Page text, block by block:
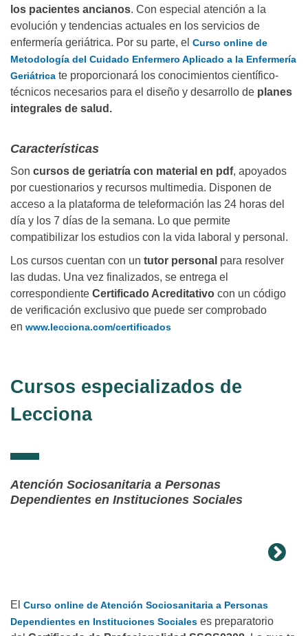
los pacientes ancianos. Con especial atención a la
evolución y tendencias actuales en los servicios de
enfermería geriátrica. Por su parte, el Curso online de
Metodología del Cuidado Enfermero Aplicado a la Enfermería
Geriátrica te proporcionará los conocimientos científico-
técnicos necesarios para el diseño y desarrollo de planes
integrales de salud .
Características
Son cursos de geriatría con material en pdf, apoyados
por cuestionarios y recursos multimedia. Disponen de
acceso a la plataforma de teleformación las 24 horas del
día y los 7 días de la semana. Lo que permite
compatibilizar los estudios con la vida laboral y personal.
Los cursos cuentan con un tutor personal para resolver
las dudas. Una vez finalizados, se entrega el
correspondiente Certificado Acreditativo con un código
de verificación exclusivo que puede ser comprobado
en www.lecciona.com/certificados
Cursos especializados de
Lecciona
Atención Sociosanitaria a Personas
Dependientes en Instituciones Sociales
El Curso online de Atención Sociosanitaria a Personas
Dependientes en Instituciones Sociales es preparatorio